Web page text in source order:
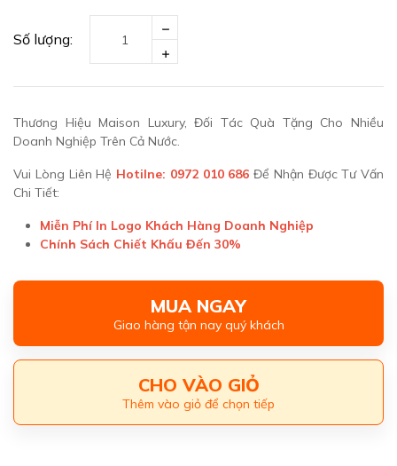
Số lượng:
Thương Hiệu Maison Luxury, Đối Tác Quà Tặng Cho Nhiều
Doanh Nghiệp Trên Cả Nước.
Vui Lòng Liên Hệ Hotilne: 0972 010 686 Để Nhận Được Tư Vấn
Chi Tiết:
Miễn Phí In Logo Khách Hàng Doanh Nghiệp
Chính Sách Chiết Khấu Đến 30%
MUA NGAY
Giao hàng tận nay quý khách
CHO VÀO GIỎ
Thêm vào giỏ để chọn tiếp